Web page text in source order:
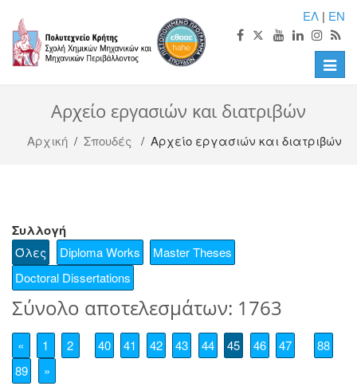
ΕΛ | EN
Toggle
Αρχείο εργασιών και διατριβών
Αρχική / Σπουδές / Αρχείο εργασιών και διατριβών
Συλλογή
Όλες Diploma Works
Master Theses
Doctoral Dissertations
Σύνολο αποτελεσμάτων: 1763
« 1 2 40 41 42 43 44 45 46 47
88
89
»